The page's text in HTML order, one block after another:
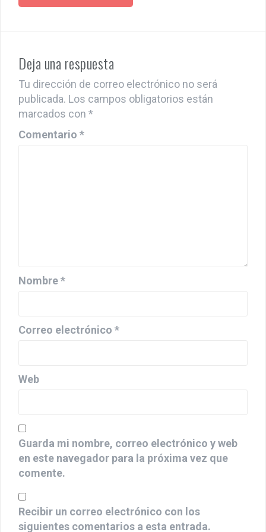
Deja una respuesta
Tu dirección de correo electrónico no será
publicada. Los campos obligatorios están
marcados con *
Comentario *
Nombre*
Correo electrónico *
Web
Guarda mi nombre, correo electrónico y web
en este navegador para la próxima vez que
comente.
Recibir un correo electrónico con los
siguientes comentarios a esta entrada.